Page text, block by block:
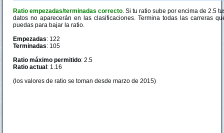
Ratio empezadas/terminadas correcto. Si tu ratio sube por encima de 2.5
datos no aparecerán en las clasificaciones. Termina todas las carreras
puedas para bajar la ratio.
Empezadas: 122
Terminadas: 105
Ratio máximo permitido: 2.5
Ratio actual : 1.16
(los valores de ratio se toman desde marzo de 2015)